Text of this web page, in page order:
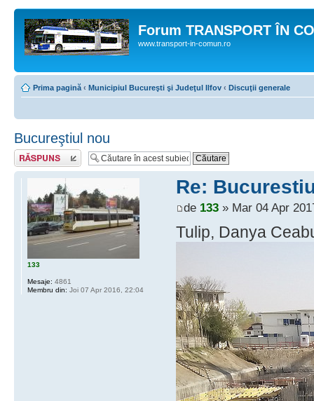
Forum TRANSPORT ÎN
www.transport-in-comun.ro
Prima pagină ‹ Municipiul Bucureşti şi Judeţul Ilfov ‹ Discuţii generale
Bucureştiul nou
Răspunde
Re:
de 133» Mar 04 Apr
Tulip, Danya
133
Mesaje: 4861
Membru din: Joi 07 Apr 2016, 22:04